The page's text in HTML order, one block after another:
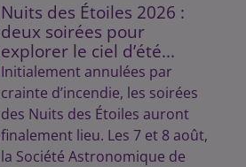
Nuits des Étoiles 2026 :
deux soirées pour
explorer le ciel d’été...
Initialement annulées par
crainte d’incendie, les soirées
des Nuits des Étoiles auront
finalement lieu. Les 7 et 8 août,
la Société Astronomique de